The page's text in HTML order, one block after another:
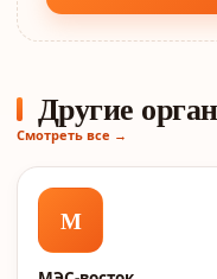
Другие
Смотреть все →
М